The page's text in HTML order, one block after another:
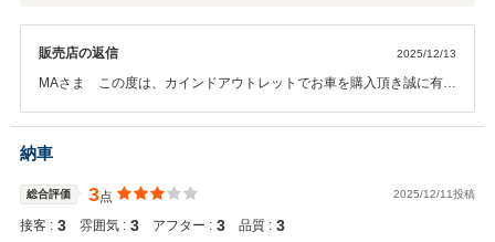
販売店の返信 2025/12/13
MAさま この度は、カインドアウトレットでお車を購入頂き誠に有難
く思います。オイル交換やメンテナンスなどのお車のことで何か御座
いましたらお気軽にご連絡下さい。今後とも末永いお付き合いの程宜
納車
総合評価 3点 2025/12/11投稿
接客 : 3 雰囲気 : 3 アフター : 3 品質 : 3